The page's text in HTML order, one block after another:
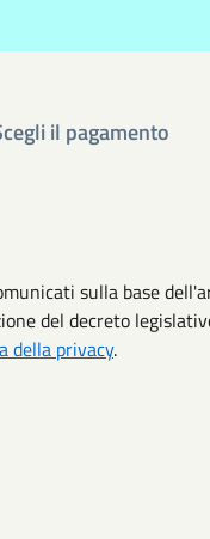
il pagamento
sulla base
del decreto
della privacy.